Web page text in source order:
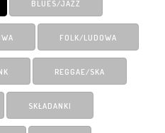
BLUES/JAZZ
FOLK/LUDOWA
REGGAE/SKA
SKŁADANKI